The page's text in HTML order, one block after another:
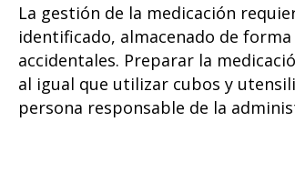
La gestión de la medicación
identificado, almacenado de
accidentales. Preparar la
al igual que utilizar cubos y
persona responsable de la